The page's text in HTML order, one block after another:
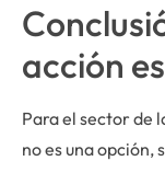
acción
Para el sector de
no es una opción,